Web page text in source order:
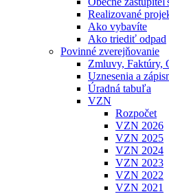
Realizované
Ako vybavíte
Ako triediť odpad
Povinné zverejňovanie
Zmluvy, Faktúry,
Uznesenia a
Úradná tabuľa
VZN
Rozpočet
VZN 2026
VZN 2025
VZN 2024
VZN 2023
VZN 2022
VZN 2021